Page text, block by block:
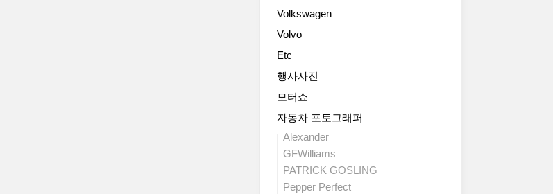
Volkswagen
Volvo
Etc
행사사진
모터쇼
자동차 포토그래퍼
Alexander
GFWilliams
PATRICK GOSLING
Pepper Perfect